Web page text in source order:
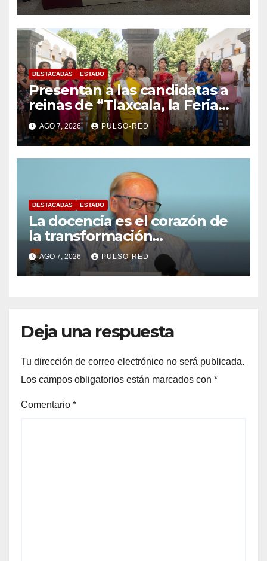
FCEA
DESTACADAS ESTADO
Presentan a las candidatas a
reinas de “Tlaxcala, la Feria
de Ferias 2026: La Flor
Tlaxcalteca”
AGO 7, 2026 PULSO-RED
DESTACADAS ESTADO
La docencia es el corazón de
la transformación
universitaria: Rector de la
UATx
AGO 7, 2026 PULSO-RED
Deja una respuesta
Tu dirección de correo electrónico no será publicada.
Los campos obligatorios están marcados con *
Comentario *